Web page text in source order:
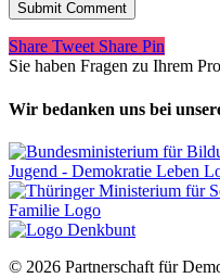
Share Tweet Share Pin
Sie haben Fragen zu Ihrem
Wir bedanken uns bei
© 2026 Partnerschaft für